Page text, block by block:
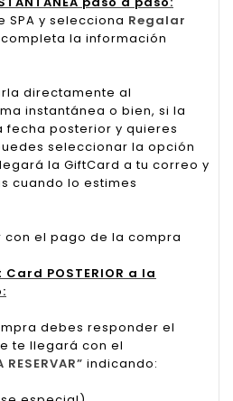
SPA y selecciona Regalar
la información
directamente al
instantánea o bien, si la
fecha posterior y quieres
seleccionar la opción
la GiftCard a tu correo y
cuando lo estimes
con el pago de la compra
POSTERIOR a la
debes responder el
te llegará con el
RESERVAR” indicando: